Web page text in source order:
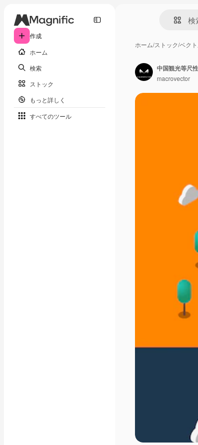
作成
ホーム
検索
ストック
もっと詳しく
すべてのツール
ホーム/ストック/ベク
中国観光等尺
macrovector